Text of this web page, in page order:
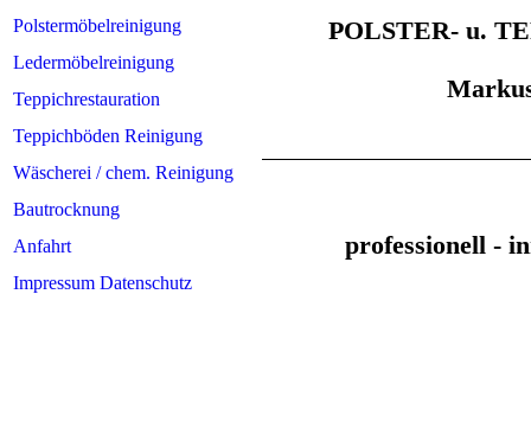
POLSTER- u.
professionell -
Polstermöbelreinigung
Ledermöbelreinigung
Teppichrestauration
Teppichböden Reinigung
Wäscherei / chem. Reinigung
Bautrocknung
Anfahrt
Impressum Datenschutz